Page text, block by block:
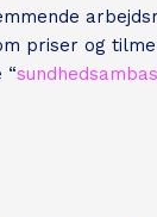
priser og
“